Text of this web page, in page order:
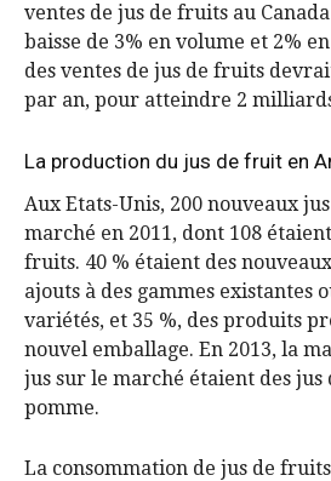
ventes de jus de fruits au
baisse de 3% en volume et 2%
des ventes de jus de fruits
par an, pour atteindre 2
La production du jus de fruit en
Aux Etats-Unis, 200 nouveaux
marché en 2011, dont 108
fruits. 40 % étaient des
ajouts à des gammes existantes
variétés, et 35 %, des produits
nouvel emballage. En 2013, la
jus sur le marché étaient des jus
pomme.
La consommation de jus de